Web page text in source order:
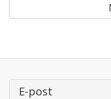
E-post